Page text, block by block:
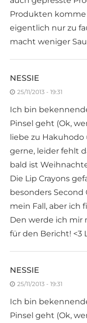
Produkten komme
eigentlich nur zu
macht weniger
NESSIE
25/11/2013 - 19:31
Ich bin
Pinsel geht (Ok,
liebe zu
gerne, leider fehlt
bald ist
Die Lip Crayons
besonders Second
mein Fall, aber ich
Den werde ich mir
für den Bericht! <3
NESSIE
25/11/2013 - 19:31
Ich bin
Pinsel geht (Ok,